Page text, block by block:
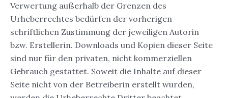
Verwertung außerhalb der Grenzen des
Urheberrechtes bedürfen der vorherigen
schriftlichen Zustimmung der jeweiligen Autorin
bzw. Erstellerin. Downloads und Kopien dieser Seite
sind nur für den privaten, nicht kommerziellen
Gebrauch gestattet. Soweit die Inhalte auf dieser
Seite nicht von der Betreiberin erstellt wurden,